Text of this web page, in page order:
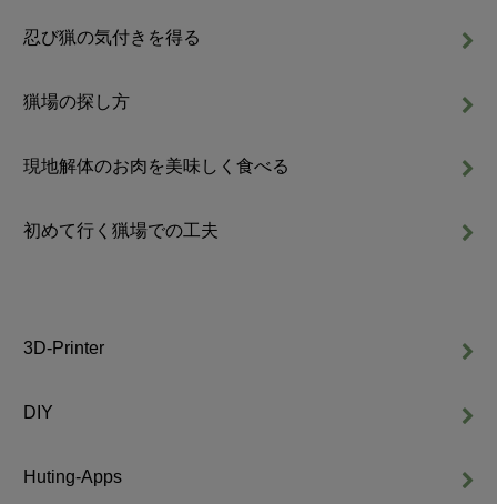
忍び猟の気付きを得る
猟場の探し方
現地解体のお肉を美味しく食べる
初めて行く猟場での工夫
3D-Printer
DIY
Huting-Apps